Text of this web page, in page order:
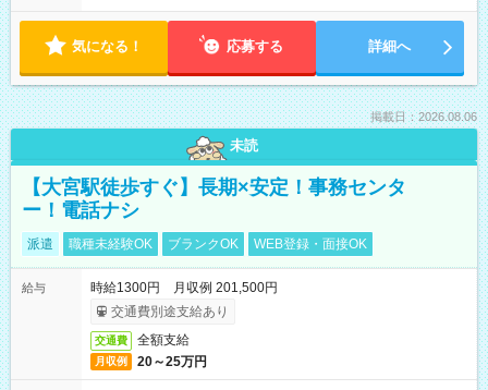
気になる！ 応募する 詳細へ
掲載日：2026.08.06
未読
【大宮駅徒歩すぐ】長期×安定！事務センタ
ー！電話ナシ
派遣 職種未経験OK ブランクOK WEB登録・面接OK
給与
時給1300円 月収例 201,500円
交通費別途支給あり
交通費 全額支給
月収例 20～25万円